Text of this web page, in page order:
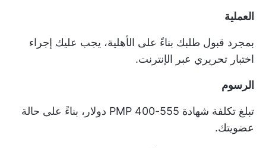
العملية
بمجرد قبول طلبك بناءً على الأهلية، يجب عليك إجراء
اختبار تحريري عبر الإنترنت.
الرسوم
تبلغ تكلفة شهادة PMP 400-555 دولار، بناءً على حالة
عضويتك.